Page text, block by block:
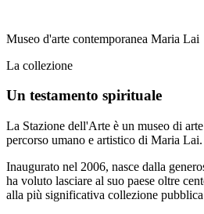
Museo d'arte contemporanea Maria Lai
La collezione
Un testamento spirituale
La Stazione dell'Arte è un museo di
percorso umano e artistico di Maria Lai.
Inaugurato nel 2006, nasce dalla
ha voluto lasciare al suo paese oltre
alla più significativa collezione